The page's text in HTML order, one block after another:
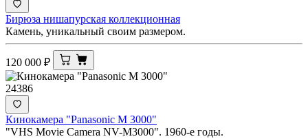
Бирюза нишапурская коллекционная
Камень, уникальный своим размером.
120 000 ₽
24386
Кинокамера "Panasonic M 3000"
"VHS Movie Camera NV-M3000". 1960-е годы.